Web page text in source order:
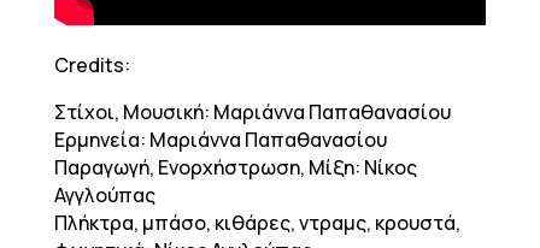
Credits:
Στίχοι, Μουσική: Μαριάννα Παπαθανασίου
Ερμηνεία: Μαριάννα Παπαθανασίου
Παραγωγή, Ενορχήστρωση, Μίξη: Νίκος
Αγγλούπας
Πλήκτρα, μπάσο, κιθάρες, ντραμς, κρουστά,